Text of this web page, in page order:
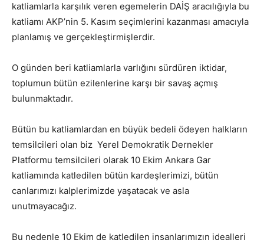
katliamlarla karşılık veren egemelerin DAİŞ aracılığıyla bu
katliamı AKP’nin 5. Kasım seçimlerini kazanması amacıyla
planlamış ve gerçekleştirmişlerdir.
O günden beri katliamlarla varlığını sürdüren iktidar,
toplumun bütün ezilenlerine karşı bir savaş açmış
bulunmaktadır.
Bütün bu katliamlardan en büyük bedeli ödeyen halkların
temsilcileri olan biz Yerel Demokratik Dernekler
Platformu temsilcileri olarak 10 Ekim Ankara Gar
katliamında katledilen bütün kardeşlerimizi, bütün
canlarımızı kalplerimizde yaşatacak ve asla
unutmayacağız.
Bu nedenle 10 Ekim de katledilen insanlarımızın idealleri